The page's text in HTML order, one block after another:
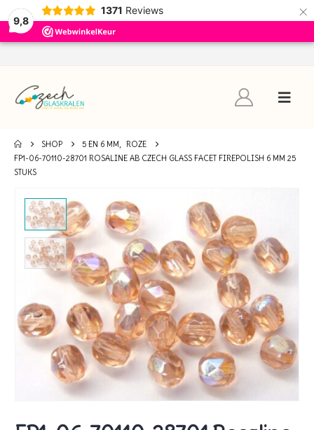
9,8
1371 Reviews ×
SHOP 5 EN 6 MM, ROZE
FP1-06-70110-28701 ROSALINE AB CZECH GLASS FACET FIREPOLISH 6 MM 25
STUKS